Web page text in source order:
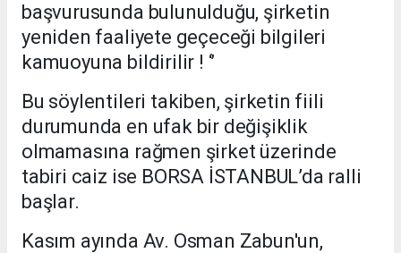
başvurusunda bulunulduğu, şirketin
yeniden faaliyete geçeceği bilgileri
kamuoyuna bildirilir ! ‘’
Bu söylentileri takiben, şirketin fiili
durumunda en ufak bir değişiklik
olmamasına rağmen şirket üzerinde
tabiri caiz ise BORSA İSTANBUL’da ralli
başlar.
Kasım ayında Av. Osman Zabun'un,